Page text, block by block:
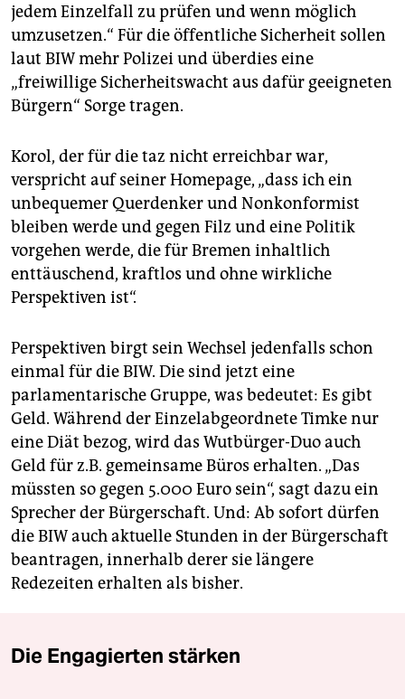
jedem Einzelfall zu prüfen und wenn möglich
umzusetzen.“ Für die öffentliche Sicherheit sollen
laut BIW mehr Polizei und überdies eine
„freiwillige Sicherheitswacht aus dafür geeigneten
Bürgern“ Sorge tragen.
Korol, der für die taz nicht erreichbar war,
verspricht auf seiner Homepage, „dass ich ein
unbequemer Querdenker und Nonkonformist
bleiben werde und gegen Filz und eine Politik
vorgehen werde, die für Bremen inhaltlich
enttäuschend, kraftlos und ohne wirkliche
Perspektiven ist“.
Perspektiven birgt sein Wechsel jedenfalls schon
einmal für die BIW. Die sind jetzt eine
parlamentarische Gruppe, was bedeutet: Es gibt
Geld. Während der Einzelabgeordnete Timke nur
eine Diät bezog, wird das Wutbürger-Duo auch
Geld für z.B. gemeinsame Büros erhalten. „Das
müssten so gegen 5.000 Euro sein“, sagt dazu ein
Sprecher der Bürgerschaft. Und: Ab sofort dürfen
die BIW auch aktuelle Stunden in der Bürgerschaft
beantragen, innerhalb derer sie längere
Redezeiten erhalten als bisher.
Die Engagierten stärken